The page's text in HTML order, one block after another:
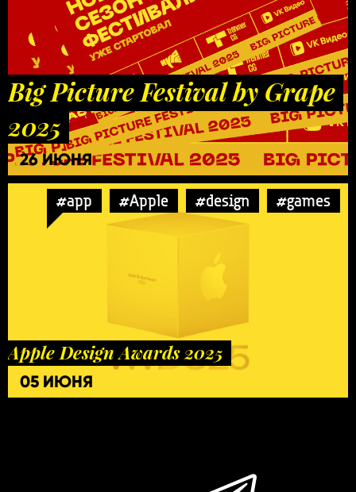
Big Picture Festival by Grape
2025
26 ИЮНЯ
#app #Apple #design #games
Apple Design Awards 2025
05 ИЮНЯ